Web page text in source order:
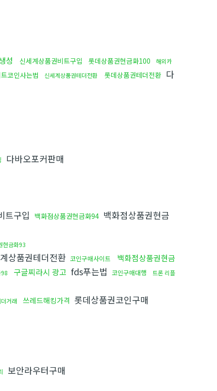
성 신세계상품권비트구입 롯데상품권현금화100
해외카
코인사는법 신세계상품권테더전환 롯데상품권테더전환 다
다바오포커판매
트구입 백화점상품권현금화94 백화점상품권현금
현금화93
상품권테더전환 코인구매사이트
백화점상품권현금
98 구글찌라시 광고 fds푸는법 코인구매대행
트론 리플
거래 쓰레드해킹가격 롯데상품권코인구매
보안라우터구매